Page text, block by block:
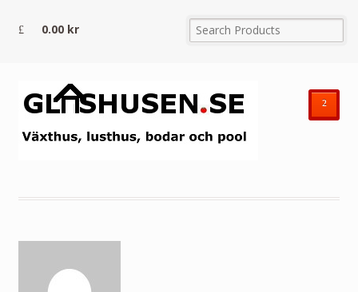
0.00 kr
²